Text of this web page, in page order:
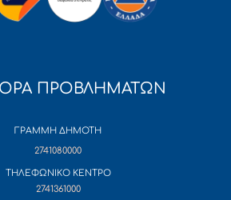
ΠΡΟΒΛΗΜΑΤΩΝ
ΓΡΑΜΜΗ ΔΗΜΟΤΗ
2741080000
ΤΗΛΕΦΩΝΙΚΟ ΚΕΝΤΡΟ
2741361000